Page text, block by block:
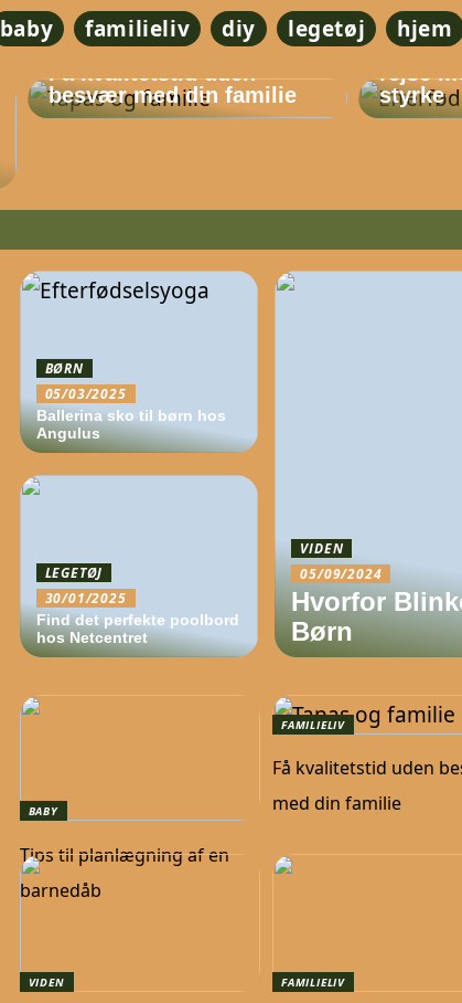
baby familieliv diy legetøj hjem
Få kvalitetstid uden
besvær med din familie
rejse
styrke
BØRN
05/03/2025
Ballerina sko til børn hos
Angulus
LEGETØJ
30/01/2025
Find det perfekte poolbord
hos Netcentret
VIDEN
05/09/2024
Hvorfor
Børn
BABY
Tips til planlægning af en
barnedåb
FAMILIELIV
Få kvalitetstid uden
med din familie
VIDEN FAMILIELIV